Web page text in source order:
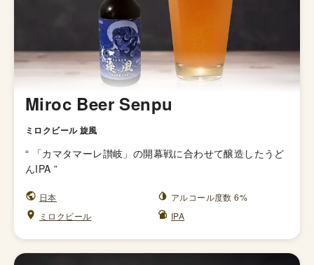
Miroc Beer Senpu
ミロクビール 旋風
“
「カマタマーレ讃岐」の開幕戦に合わせて醸造したうど
んIPA ”
日本
アルコール度数 6%
ミロクビール
IPA